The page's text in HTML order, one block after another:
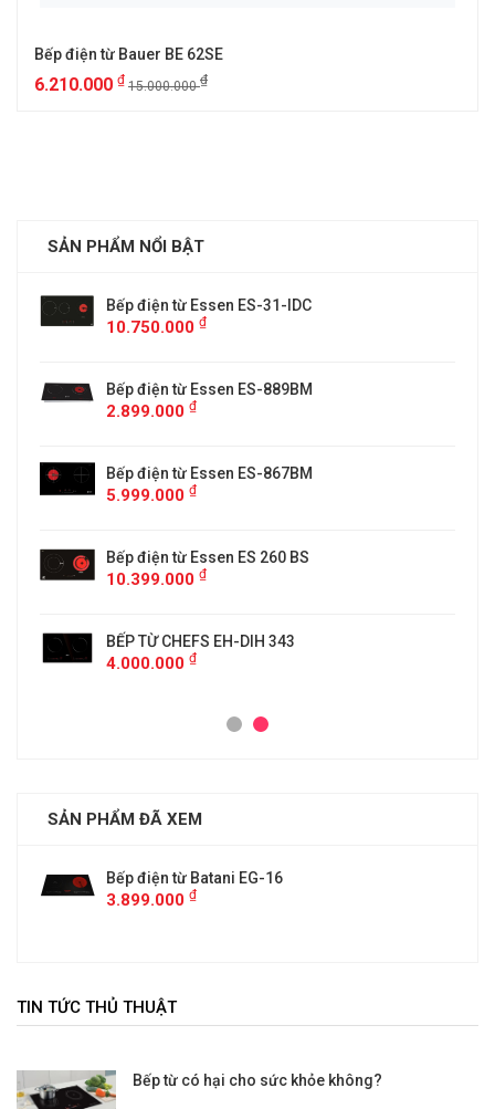
Bếp điện từ Bauer BE 62SE
6.210.000 ₫ 15.000.000₫
SẢN PHẨM NỔI BẬT
Bếp điện từ Essen ES-31-IDC
10.750.000 ₫
Bếp điện từ Essen ES-889BM
2.899.000 ₫
Bếp điện từ Essen ES-867BM
5.999.000 ₫
Bếp điện từ Essen ES 260 BS
10.399.000 ₫
BẾP TỪ CHEFS EH-DIH 343
4.000.000 ₫
SẢN PHẨM ĐÃ XEM
Bếp điện từ Batani EG-16
3.899.000 ₫
TIN TỨC THỦ THUẬT
Bếp từ có hại cho sức khỏe không?